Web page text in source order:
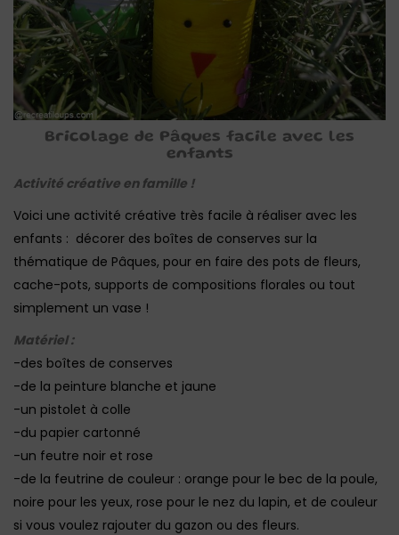
Bricolage de Pâques facile avec les
enfants
Activité créative en famille !
Voici une activité créative très facile à réaliser avec les
enfants : décorer des boîtes de conserves sur la
thématique de Pâques, pour en faire des pots de fleurs,
cache-pots, supports de compositions florales ou tout
simplement un vase !
Matériel :
-des boîtes de conserves
-de la peinture blanche et jaune
-un pistolet à colle
-du papier cartonné
-un feutre noir et rose
-de la feutrine de couleur : orange pour le bec de la poule,
noire pour les yeux, rose pour le nez du lapin, et de couleur
si vous voulez rajouter du gazon ou des fleurs.